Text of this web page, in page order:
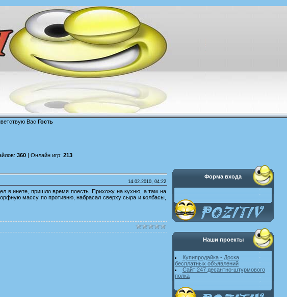
Вас Гость
360| Онлайн игр: 213
14.02.2010, 04:22
в инете, пришло время поесть. Прихожу на кухню, а там на
массу по противню, набрасал сверху сыра и колбасы,
Форма входа
Наши проекты
Купипродайка - Доска
бесплатных объявлений
Сайт 247 десантно-штурмового
полка